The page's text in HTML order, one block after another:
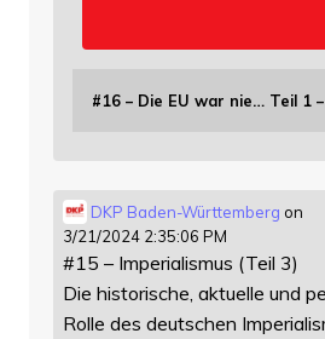
#16 – Die EU war nie… Teil 1 –
DKP Baden-Württemberg on
3/21/2024 2:35:06 PM
#15 – Imperialismus (Teil 3)
Die historische, aktuelle und
Rolle des deutschen